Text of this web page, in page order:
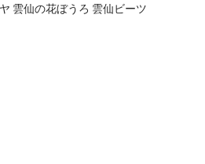
雲仙の花ぼうろ 雲仙ビーツ